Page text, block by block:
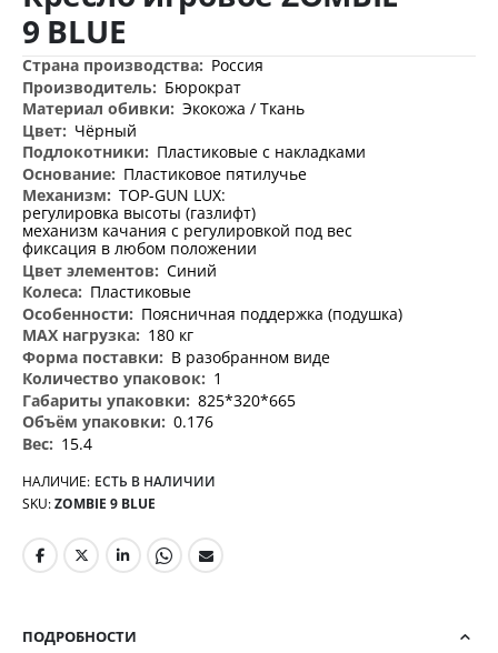
галереи
изображений
9 BLUE
Дополнительная
информация
Россия
Бюрократ
Экокожа / Ткань
Чёрный
Пластиковые с накладками
Пластиковое пятилучье
TOP-GUN LUX:
регулировка высоты (газлифт)
механизм качания с регулировкой под вес
фиксация в любом положении
Синий
Пластиковые
Поясничная поддержка (подушка)
180 кг
В разобранном виде
1
825*320*665
0.176
15.4
НАЛИЧИЕ: ЕСТЬ В НАЛИЧИИ
SKU ZOMBIE 9 BLUE
ПОДРОБНОСТИ